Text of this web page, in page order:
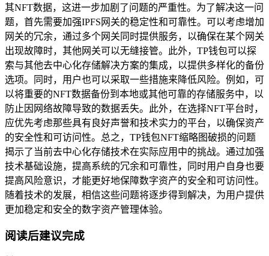
其NFT数据，这进一步加剧了问题的严重性。为了解决这一问
题，首先需要加强IPFS网关的稳定性和可靠性。可以考虑增加
网关的冗余，通过多个网关同时提供服务，以确保在某个网关
出现故障时，其他网关可以无缝接管。此外，TP钱包可以探
索与其他去中心化存储解决方案的集成，以提供多样化的备份
选项。同时，用户也可以采取一些措施来降低风险。例如，可
以将重要的NFT数据备份到本地或其他可靠的存储服务中，以
防止因网络故障导致的数据丢失。此外，在选择NFT平台时，
应优先考虑那些具有良好声誉和技术实力的平台，以确保资产
的安全性和可访问性。总之，TP钱包NFT缩略图破损的问题
揭示了当前去中心化存储技术在实际应用中的挑战。通过加强
技术基础设施，提高系统的冗余和可靠性，同时用户自身也要
提高风险意识，才能更好地保障数字资产的安全和可访问性。
随着技术的发展，相信这些问题将逐步得到解决，为用户提供
更加稳定和安全的数字资产管理体验。
阅读后建议完成